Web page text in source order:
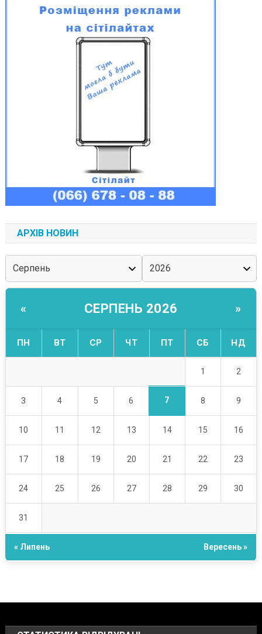
АРХІВ НОВИН
« СЕРПЕНЬ 2026 »
ПН ВТ СР ЧТ ПТ СБ НД
1 2
3 4 5 6 7 8 9
10 11 12 13 14 15 16
17 18 19 20 21 22 23
24 25 26 27 28 29 30
31
« Липень Вересень »